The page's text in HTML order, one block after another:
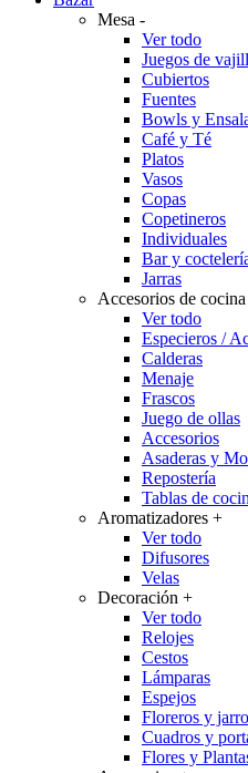
Mesa -
Ver todo
Juegos de
Cubiertos
Fuentes
Bowls y
Café y Té
Platos
Vasos
Copas
Copetineros
Individuales
Bar y
Jarras
Accesorios de cocina
Ver todo
Especieros /
Calderas
Menaje
Frascos
Juego de ollas
Accesorios
Asaderas y
Repostería
Tablas de
Aromatizadores +
Ver todo
Difusores
Velas
Decoración +
Ver todo
Relojes
Cestos
Lámparas
Espejos
Floreros y
Cuadros y
Flores y